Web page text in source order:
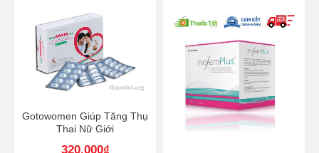
Gotowomen Giúp Tăng Thụ
Thai Nữ Giới
320.000₫